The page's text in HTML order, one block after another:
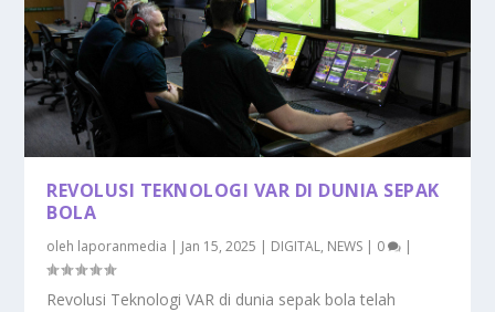
REVOLUSI TEKNOLOGI VAR DI DUNIA SEPAK
BOLA
oleh laporanmedia | Jan 15, 2025 | DIGITAL, NEWS | 0 |
Revolusi Teknologi VAR di dunia sepak bola telah